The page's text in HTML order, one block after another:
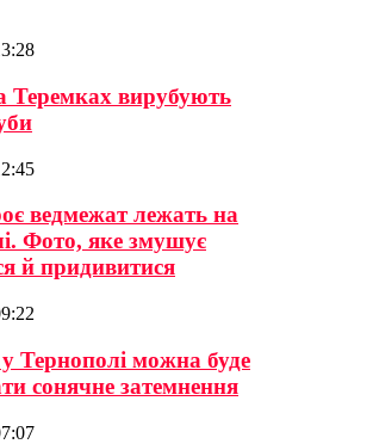
Теремках вирубують
ведмежат лежать на
Фото, яке змушує
й придивитися
Тернополі можна буде
сонячне затемнення